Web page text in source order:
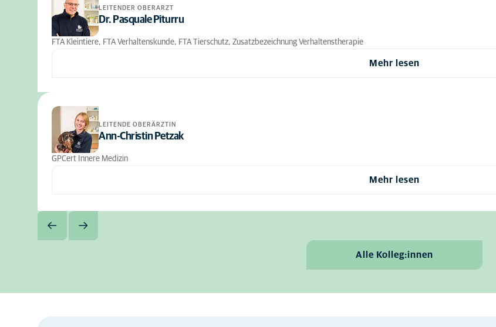
LEITENDER OBERARZT
Dr. Pasquale Piturru
FTA Kleintiere, FTA Verhaltenskunde, FTA Tierschutz, Zusatzbezeichnung Verhaltenstherapie
Mehr lesen
LEITENDE OBERÄRZTIN
Ann-Christin Petzak
GPCert Innere Medizin
Mehr lesen
Alle Kolleg:innen